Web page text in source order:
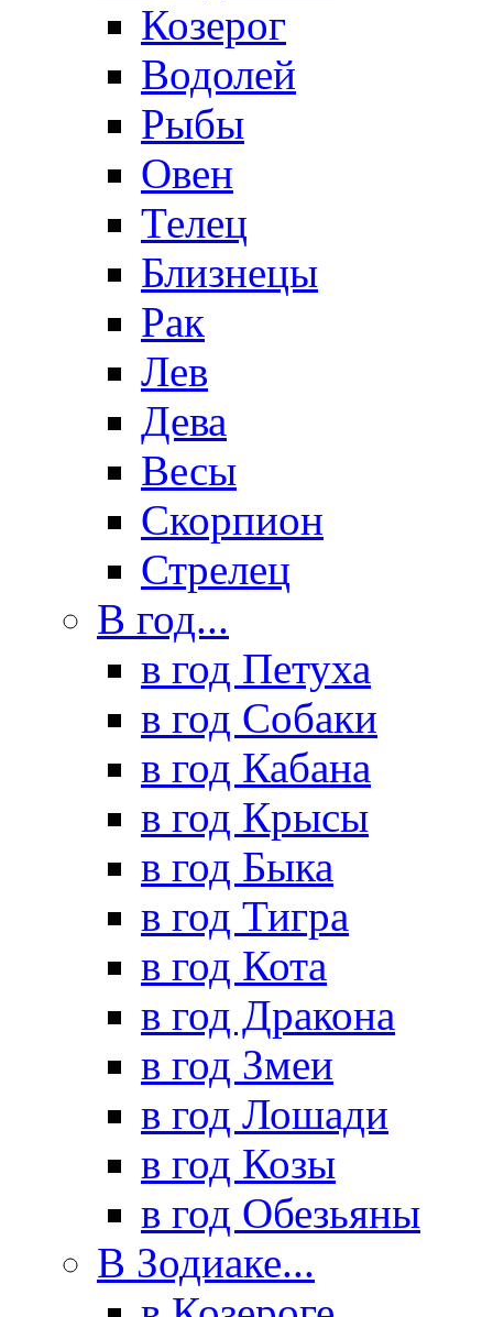
Козерог
Водолей
Рыбы
Овен
Телец
Близнецы
Рак
Лев
Дева
Весы
Скорпион
Стрелец
В год...
в год Петуха
в год Собаки
в год Кабана
в год Крысы
в год Быка
в год Тигра
в год Кота
в год Дракона
в год Змеи
в год Лошади
в год Козы
в год Обезьяны
В Зодиаке...